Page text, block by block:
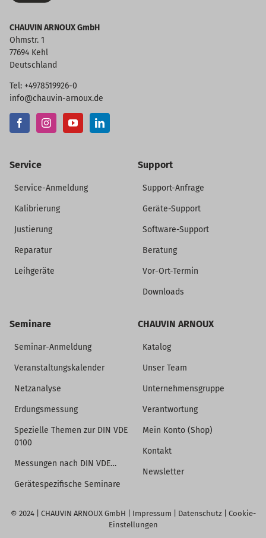
CHAUVIN ARNOUX GmbH
Ohmstr. 1
77694 Kehl
Deutschland
Tel: +4978519926-0
info@chauvin-arnoux.de
Service
Service-Anmeldung
Kalibrierung
Justierung
Reparatur
Leihgeräte
Support
Support-Anfrage
Geräte-Support
Software-Support
Beratung
Vor-Ort-Termin
Downloads
Seminare
Seminar-Anmeldung
Veranstaltungskalender
Netzanalyse
Erdungsmessung
Spezielle Themen zur DIN VDE
0100
Messungen nach DIN VDE…
Gerätespezifische Seminare
CHAUVIN ARNOUX
Katalog
Unser Team
Unternehmensgruppe
Verantwortung
Mein Konto (Shop)
Kontakt
Newsletter
© 2024 | CHAUVIN ARNOUX GmbH Impressum Datenschutz| Cookie-
Einstellungen